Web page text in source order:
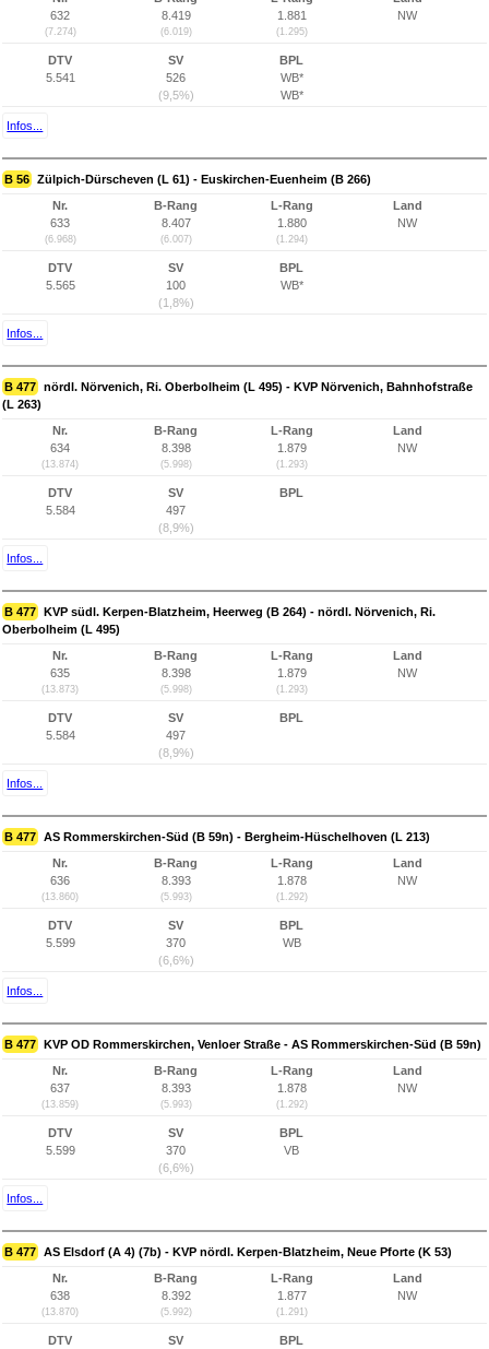
632
(7.274)
8.419
(6.019)
1.881
(1.295)
NW
DTV
5.541
SV
526
(9,5%)
BPL
WB*
WB*
Infos...
B 56 Zülpich-Dürscheven (L 61) - Euskirchen-Euenheim (B 266)
Nr.
633
(6.968)
B-Rang
8.407
(6.007)
L-Rang
1.880
(1.294)
Land
NW
DTV
5.565
SV
100
(1,8%)
BPL
WB*
Infos...
B 477 nördl. Nörvenich, Ri. Oberbolheim (L 495) - KVP Nörvenich, Bahnhofstraße
(L 263)
Nr.
634
(13.874)
B-Rang
8.398
(5.998)
L-Rang
1.879
(1.293)
Land
NW
DTV
5.584
SV
497
(8,9%)
BPL
Infos...
B 477 KVP südl. Kerpen-Blatzheim, Heerweg (B 264) - nördl. Nörvenich, Ri.
Oberbolheim (L 495)
Nr.
635
(13.873)
B-Rang
8.398
(5.998)
L-Rang
1.879
(1.293)
Land
NW
DTV
5.584
SV
497
(8,9%)
BPL
Infos...
B 477 AS Rommerskirchen-Süd (B 59n) - Bergheim-Hüschelhoven (L 213)
Nr.
636
(13.860)
B-Rang
8.393
(5.993)
L-Rang
1.878
(1.292)
Land
NW
DTV
5.599
SV
370
(6,6%)
BPL
WB
Infos...
B 477 KVP OD Rommerskirchen, Venloer Straße - AS Rommerskirchen-Süd (B 59n)
Nr.
637
(13.859)
B-Rang
8.393
(5.993)
L-Rang
1.878
(1.292)
Land
NW
DTV
5.599
SV
370
(6,6%)
BPL
VB
Infos...
B 477 AS Elsdorf (A 4) (7b) - KVP nördl. Kerpen-Blatzheim, Neue Pforte (K 53)
Nr.
638
(13.870)
B-Rang
8.392
(5.992)
L-Rang
1.877
(1.291)
Land
NW
DTV
SV
BPL